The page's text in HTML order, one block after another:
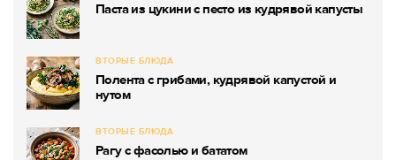
Паста из цукини с песто из кудрявой капусты
ВТОРЫЕ БЛЮДА
Полента с грибами, кудрявой капустой и
нутом
ВТОРЫЕ БЛЮДА
Рагу с фасолью и бататом